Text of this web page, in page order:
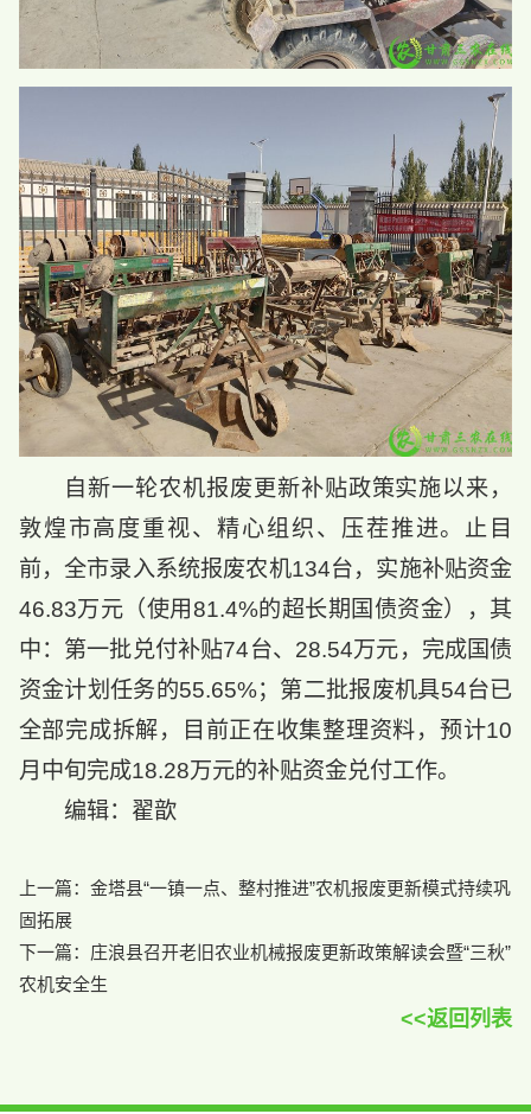
自新一轮农机报废更新补贴政策实施以来，
敦煌市高度重视、精心组织、压茬推进。止目
前，全市录入系统报废农机134台，实施补贴资金
46.83万元（使用81.4%的超长期国债资金），其
中：第一批兑付补贴74台、28.54万元，完成国债
资金计划任务的55.65%；第二批报废机具54台已
全部完成拆解，目前正在收集整理资料，预计10
月中旬完成18.28万元的补贴资金兑付工作。
编辑：翟歆
上一篇： 金塔县“一镇一点、整村推进”农机报废更新模式持续巩
固拓展
下一篇： 庄浪县召开老旧农业机械报废更新政策解读会暨“三秋”
农机安全生
<<返回列表